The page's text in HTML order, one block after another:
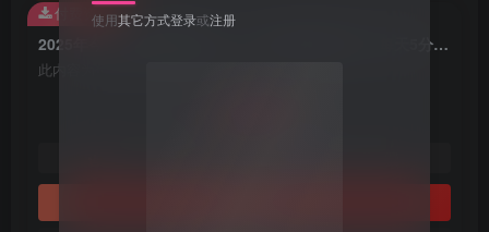
2025年今日头条躺賺新玩法，AI生成视频存草稿，每天5分钟发布，最高月1W+【揭秘】
此内容为付费资源，请付费后查看
付费资源
使用其它方式登录或注册